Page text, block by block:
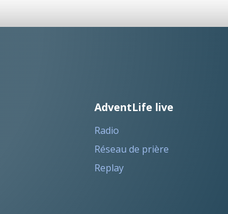
AdventLife live
Radio
Réseau de prière
Replay